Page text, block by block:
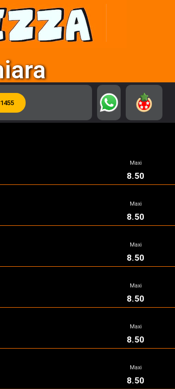
Maxi
8.50
Maxi
8.50
Maxi
8.50
Maxi
8.50
Maxi
8.50
Maxi
8.50